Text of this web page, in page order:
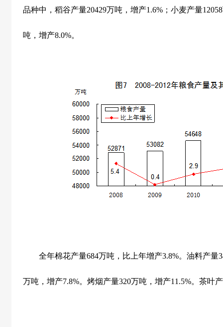
品种中，稻谷产量20429万吨，增产1.6% ；小麦产量12058
吨，增产8.0%。
全年棉花产量684万吨，比上年增产3.8%。油料产量
万吨，增产7.8%。烤烟产量320万吨，增产11.5%。茶叶